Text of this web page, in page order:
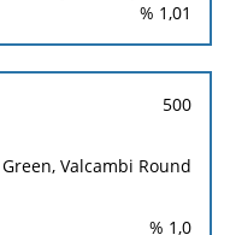
1,01
%
500
Valcambi Round
1,0
%